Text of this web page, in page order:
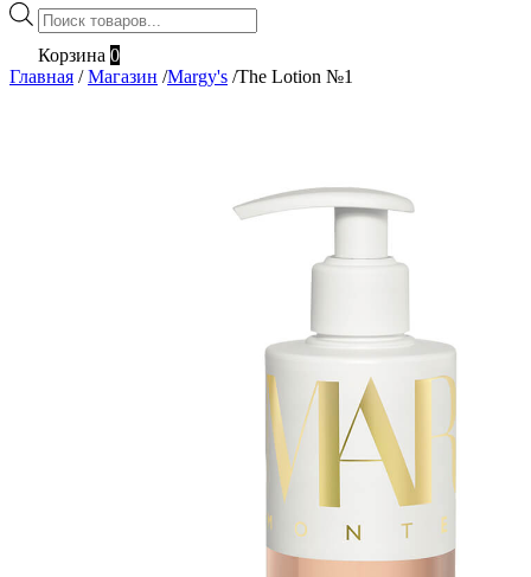
Поиск
товаров
Корзина 0
Главная / Магазин /Margy's /The Lotion №1